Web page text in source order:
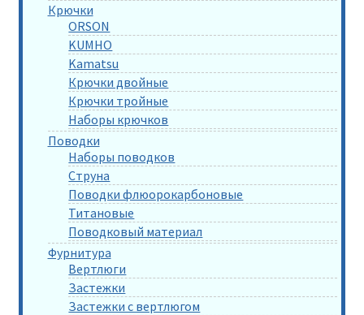
Крючки
ORSON
KUMHO
Kamatsu
Крючки двойные
Крючки тройные
Наборы крючков
Поводки
Наборы поводков
Струна
Поводки флюорокарбоновые
Титановые
Поводковый материал
Фурнитура
Вертлюги
Застежки
Застежки с вертлюгом